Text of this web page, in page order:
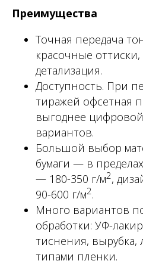
Преимущества
Точная передача
красочные
детализация.
Доступность. При
тиражей офсетная
выгоднее
вариантов.
Большой выбор
бумаги — в
— 180-350 г/м2,
90-600 г/м2.
Много вариантов
обработки: УФ-
тиснения,
типами пленки.